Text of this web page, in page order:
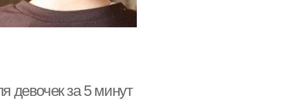
девочек за 5 минут